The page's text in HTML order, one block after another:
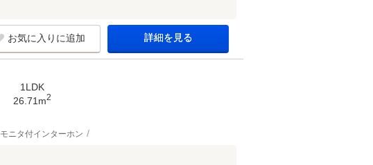
お気に入りに追加 詳細を見る
1LDK
26.71m2
モニタ付インターホン